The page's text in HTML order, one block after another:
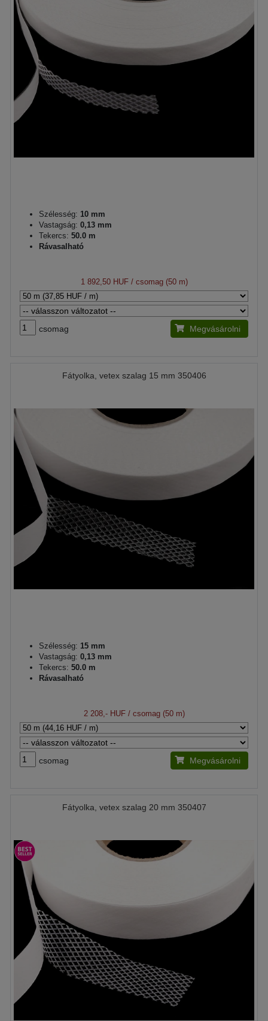
Szélesség: 10 mm
Vastagság: 0,13 mm
Tekercs: 50.0 m
Rávasalható
1 892,50 HUF/ csomag (50 m)
csomag Megvásárolni
Fátyolka, vetex szalag 15 mm 350406
Szélesség: 15 mm
Vastagság: 0,13 mm
Tekercs: 50.0 m
Rávasalható
2 208,- HUF/ csomag (50 m)
csomag Megvásárolni
Fátyolka, vetex szalag 20 mm 350407